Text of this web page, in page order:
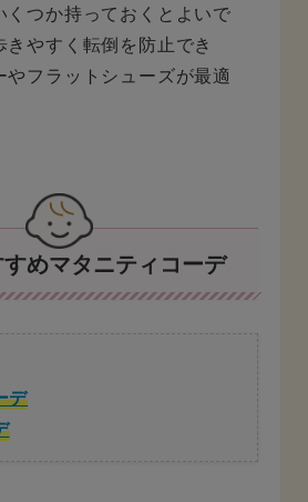
くつか持っておくとよいで
きやすく転倒を防止でき
やフラットシューズが最適
すめマタニティコーデ
デ